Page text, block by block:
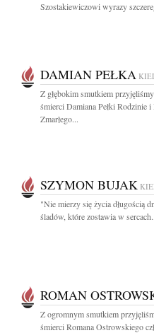
Szostakiewiczowi wyrazy
DAMIAN PEŁKA
Z głębokim smutkiem
śmierci Damiana Pełki Rodzinie
Zmarłego...
SZYMON BUJAK
"Nie mierzy się życia długością
śladów, które zostawia w
ROMAN
Z ogromnym smutkiem
śmierci Romana Ostrowskiego